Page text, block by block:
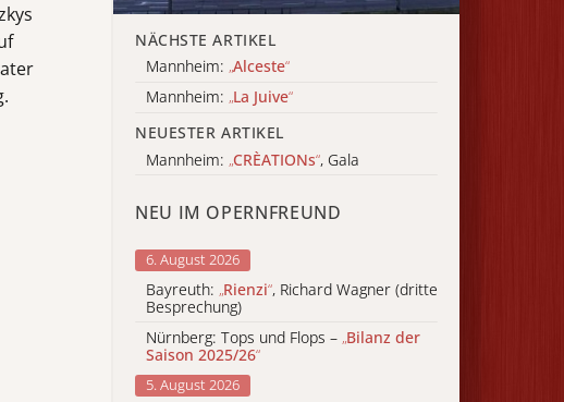
NÄCHSTE ARTIKEL
Mannheim: „Alceste“
Mannheim: „La Juive“
NEUESTER ARTIKEL
Mannheim: „CRÈATIONs“, Gala
NEU IM OPERNFREUND
6. August 2026
Bayreuth: „Rienzi“, Richard Wagner (dritte
Besprechung)
Nürnberg: Tops und Flops – „Bilanz der
Saison 2025/26“
5. August 2026